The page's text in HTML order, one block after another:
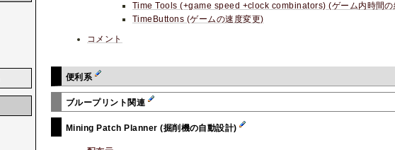
Time Tools (+game speed +clock combinators) (ゲーム内時間の
TimeButtons (ゲームの速度変更)
コメント
便利系
ブループリント関連
Mining Patch Planner (掘削機の自動設計)